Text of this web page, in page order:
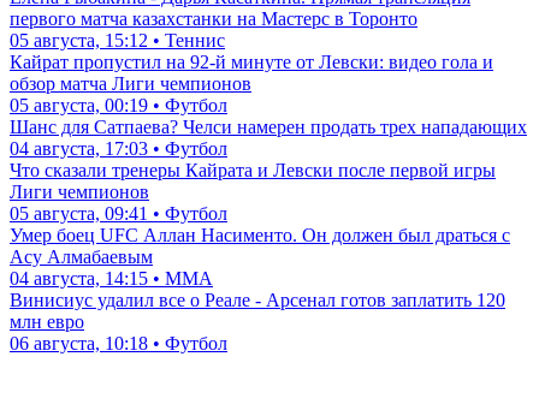
первого матча казахстанки на Мастерс в Торонто
05 августа, 15:12 • Теннис
Кайрат пропустил на 92-й минуте от Левски: видео гола и
обзор матча Лиги чемпионов
05 августа, 00:19 • Футбол
Шанс для Сатпаева? Челси намерен продать трех нападающих
04 августа, 17:03 • Футбол
Что сказали тренеры Кайрата и Левски после первой игры
Лиги чемпионов
05 августа, 09:41 • Футбол
Умер боец UFC Аллан Насименто. Он должен был драться с
Асу Алмабаевым
04 августа, 14:15 • ММА
Винисиус удалил все о Реале - Арсенал готов заплатить 120
млн евро
06 августа, 10:18 • Футбол